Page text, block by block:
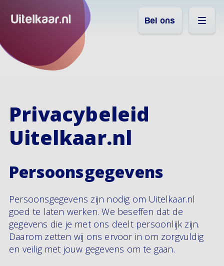
Bel ons
Privacybeleid
Uitelkaar.nl
Persoonsgegevens
Persoonsgegevens zijn nodig om Uitelkaar.nl
goed te laten werken. We beseffen dat de
gegevens die je met ons deelt persoonlijk zijn.
Daarom zetten wij ons ervoor in om zorgvuldig
en veilig met jouw gegevens om te gaan.